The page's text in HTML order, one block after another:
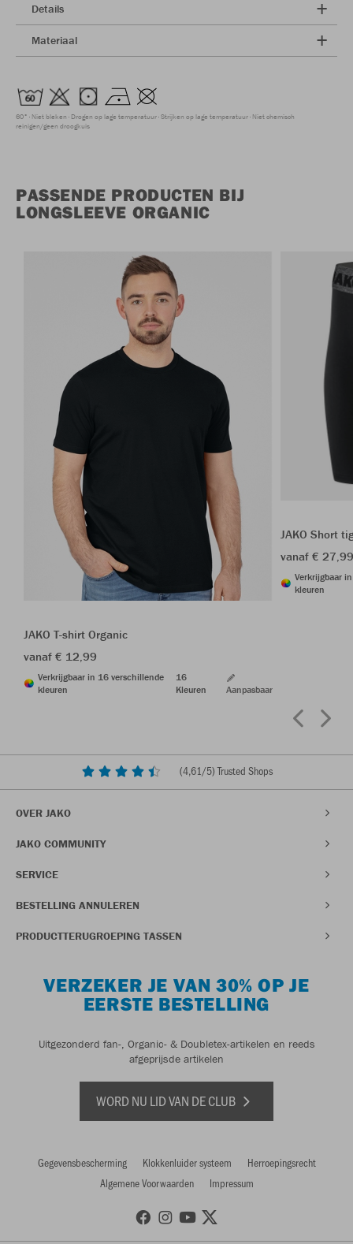
Details
Materiaal
60° Niet bleken Drogen op lage temperatuur Strijken op lage temperatuur Niet chemisch
reinigen/geen droogkuis
PASSENDE PRODUCTEN BIJ
LONGSLEEVE ORGANIC
JAKO T-shirt Organic
vanaf € 12,99
Verkrijgbaar in 16 verschillende
kleuren
16
Kleuren
Aanpasbaar
JAKO Short
vanaf €
Verkrijgbaar
kleuren
(4,61/5) Trusted Shops
OVER JAKO
JAKO COMMUNITY
SERVICE
BESTELLING ANNULEREN
PRODUCTTERUGROEPING TASSEN
VERZEKER JE VAN 30% OP JE
EERSTE BESTELLING
Uitgezonderd fan-, Organic- & Doubletex-artikelen en reeds
afgeprijsde artikelen
WORD NU LID VAN DE CLUB
Gegevensbescherming Klokkenluider systeem
Herroepingsrecht
Algemene Voorwaarden
Impressum